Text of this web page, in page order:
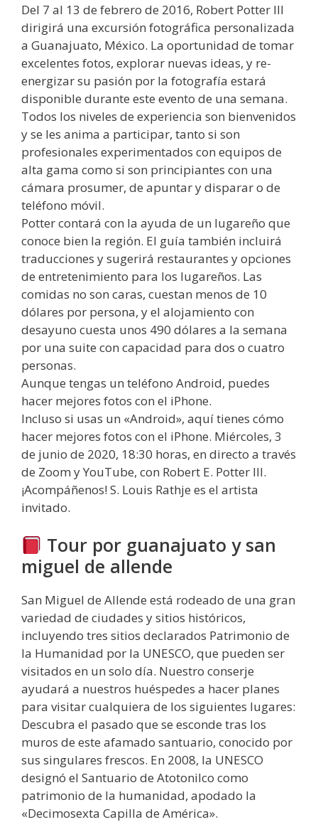
Del 7 al 13 de febrero de 2016, Robert Potter III
dirigirá una excursión fotográfica personalizada
a Guanajuato, México. La oportunidad de tomar
excelentes fotos, explorar nuevas ideas, y re-
energizar su pasión por la fotografía estará
disponible durante este evento de una semana.
Todos los niveles de experiencia son bienvenidos
y se les anima a participar, tanto si son
profesionales experimentados con equipos de
alta gama como si son principiantes con una
cámara prosumer, de apuntar y disparar o de
teléfono móvil.
Potter contará con la ayuda de un lugareño que
conoce bien la región. El guía también incluirá
traducciones y sugerirá restaurantes y opciones
de entretenimiento para los lugareños. Las
comidas no son caras, cuestan menos de 10
dólares por persona, y el alojamiento con
desayuno cuesta unos 490 dólares a la semana
por una suite con capacidad para dos o cuatro
personas.
Aunque tengas un teléfono Android, puedes
hacer mejores fotos con el iPhone.
Incluso si usas un «Android», aquí tienes cómo
hacer mejores fotos con el iPhone. Miércoles, 3
de junio de 2020, 18:30 horas, en directo a través
de Zoom y YouTube, con Robert E. Potter III.
¡Acompáñenos! S. Louis Rathje es el artista
invitado.
Tour por guanajuato y san
miguel de allende
San Miguel de Allende está rodeado de una gran
variedad de ciudades y sitios históricos,
incluyendo tres sitios declarados Patrimonio de
la Humanidad por la UNESCO, que pueden ser
visitados en un solo día. Nuestro conserje
ayudará a nuestros huéspedes a hacer planes
para visitar cualquiera de los siguientes lugares:
Descubra el pasado que se esconde tras los
muros de este afamado santuario, conocido por
sus singulares frescos. En 2008, la UNESCO
designó el Santuario de Atotonilco como
patrimonio de la humanidad, apodado la
«Decimosexta Capilla de América».